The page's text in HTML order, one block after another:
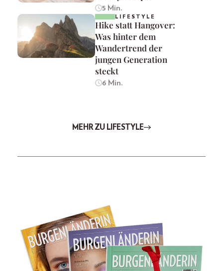
5 Min.
LIFESTYLE
Hike statt Hangover:
Was hinter dem
Wandertrend der
jungen Generation
steckt
6 Min.
MEHR ZU LIFESTYLE